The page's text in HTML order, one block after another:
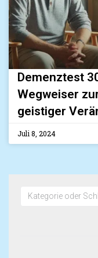
Demenztest
Wegweiser
geistiger
Juli 8, 2024